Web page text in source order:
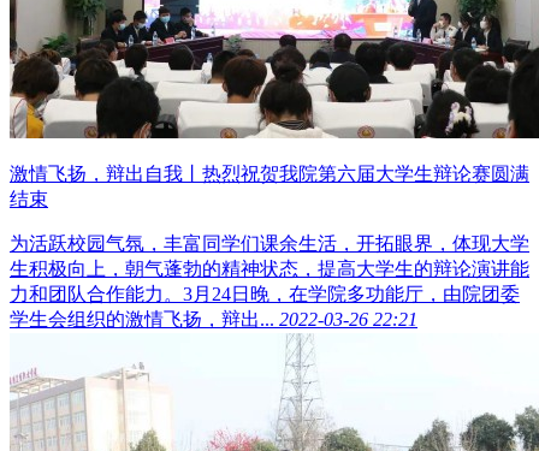
激情飞扬，辩出自我丨热烈祝贺我院第六届大学生辩论赛圆满
结束
为活跃校园气氛，丰富同学们课余生活，开拓眼界，体现大学
生积极向上，朝气蓬勃的精神状态，提高大学生的辩论演讲能
力和团队合作能力。3月24日晚，在学院多功能厅，由院团委
学生会组织的激情飞扬，辩出... 2022-03-26 22:21